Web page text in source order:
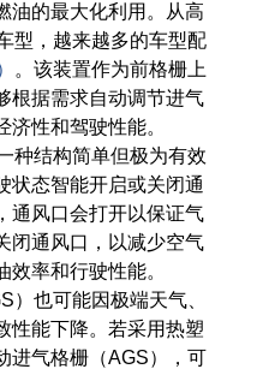
油的最大化利用。从高
型，越来越多的车型配
。该装置作为前格栅上
根据需求自动调节进气
性和驾驶性能。
种结构简单但极为有效
状态智能开启或关闭通
通风口会打开以保证气
闭通风口，以减少空气
效率和行驶性能。
）也可能因极端天气、
性能下降。若采用热塑
进气格栅（AGS），可